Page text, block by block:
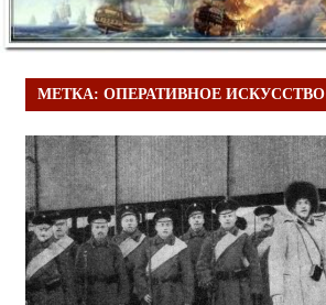
МЕТКА: ОПЕРАТИВНОЕ ИСКУССТВО